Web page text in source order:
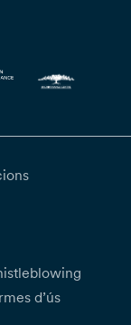
d’ús